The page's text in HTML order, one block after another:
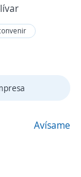
Avísame